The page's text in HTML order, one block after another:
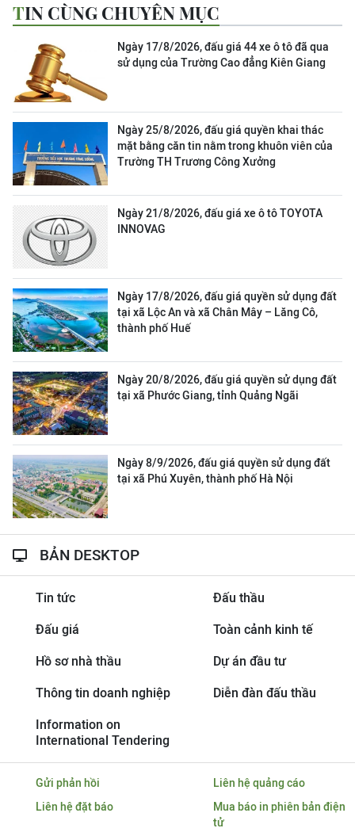
TIN CÙNG CHUYÊN MỤC
Ngày 17/8/2026, đấu giá 44 xe ô tô đã qua
sử dụng của Trường Cao đẳng Kiên Giang
Ngày 25/8/2026, đấu giá quyền khai thác
mặt bằng căn tin nằm trong khuôn viên của
Trường TH Trương Công Xưởng
Ngày 21/8/2026, đấu giá xe ô tô TOYOTA
INNOVAG
Ngày 17/8/2026, đấu giá quyền sử dụng đất
tại xã Lộc An và xã Chân Mây – Lăng Cô,
thành phố Huế
Ngày 20/8/2026, đấu giá quyền sử dụng đất
tại xã Phước Giang, tỉnh Quảng Ngãi
Ngày 8/9/2026, đấu giá quyền sử dụng đất
tại xã Phú Xuyên, thành phố Hà Nội
BẢN DESKTOP
Tin tức Đấu thầu
Đấu giá Toàn cảnh kinh tế
Hồ sơ nhà thầu Dự án đầu tư
Thông tin doanh nghiệp Diễn đàn đấu thầu
Information on
International Tendering
Gửi phản hồi
Liên hệ quảng cáo
Liên hệ đặt báo
Mua báo in phiên bản điện
tử